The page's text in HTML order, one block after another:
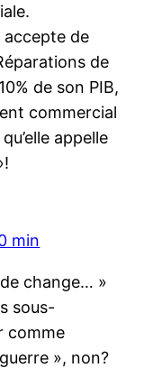
accepte de
de
de son PIB,
commercial
appelle
min
change… »
sous-
comme
», non?